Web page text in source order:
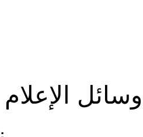
وسائل